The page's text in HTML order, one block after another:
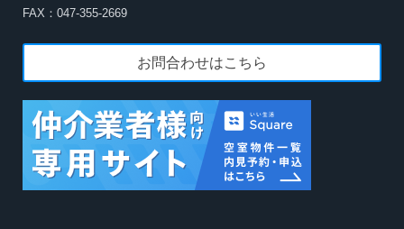
FAX：047-355-2669
お問合わせはこちら